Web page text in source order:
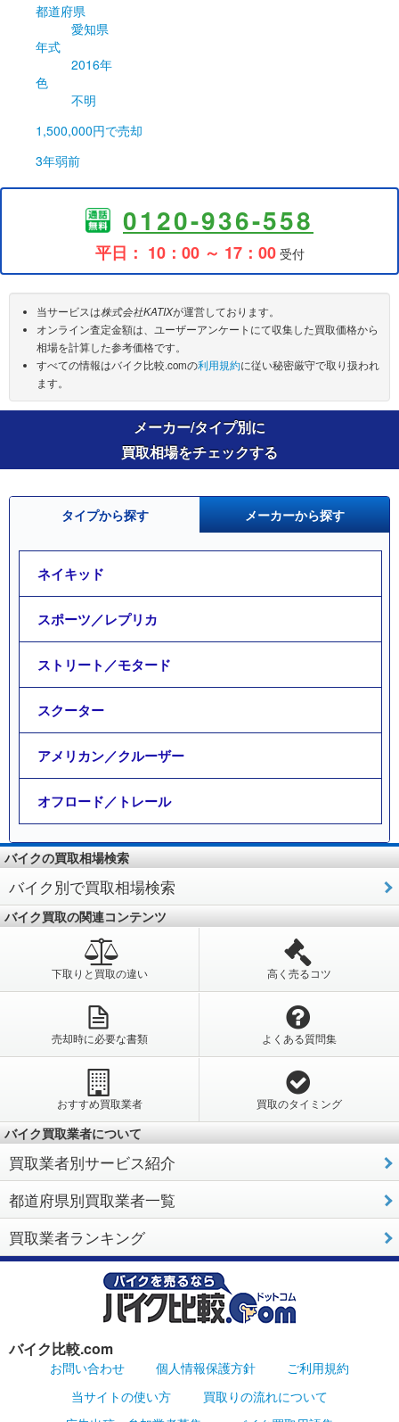
都道府県
愛知県
年式
2016年
色
不明
1,500,000円で売却
3年弱前
0120-936-558
平日： 10：00 ～ 17：00受付
当サービスは株式会社KATIXが運営しております。
オンライン査定金額は、ユーザーアンケートにて収集した買取価格から
相場を計算した参考価格です。
すべての情報はバイク比較.comの利用規約に従い秘密厳守で取り扱われ
ます。
メーカー/タイプ別に
買取相場をチェックする
タイプから探す メーカーから探す
ネイキッド
スポーツ／レプリカ
ストリート／モタード
スクーター
アメリカン／クルーザー
オフロード／トレール
バイクの買取相場検索
バイク別で買取相場検索
バイク買取の関連コンテンツ
下取りと買取の違い 高く売るコツ
売却時に必要な書類 よくある質問集
おすすめ買取業者 買取のタイミング
バイク買取業者について
買取業者別サービス紹介
都道府県別買取業者一覧
買取業者ランキング
バイク比較.com
お問い合わせ 個人情報保護方針
ご利用規約
当サイトの使い方
買取りの流れについて